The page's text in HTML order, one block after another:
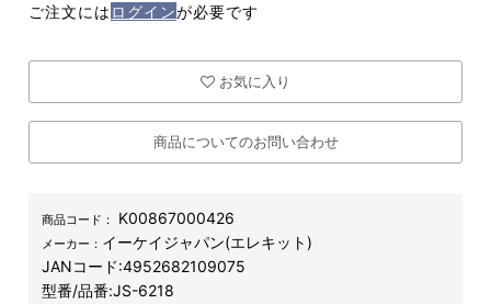
ご注文には ログインが必要です
お気に入り
商品についてのお問い合わせ
商品コード： K00867000426
メーカー： イーケイジャパン(エレキット)
JANコード:4952682109075
型番/品番:JS-6218